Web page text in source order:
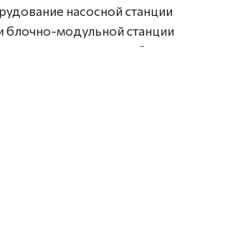
насосной станции
блочно-модульной станции
на поставку оборудования